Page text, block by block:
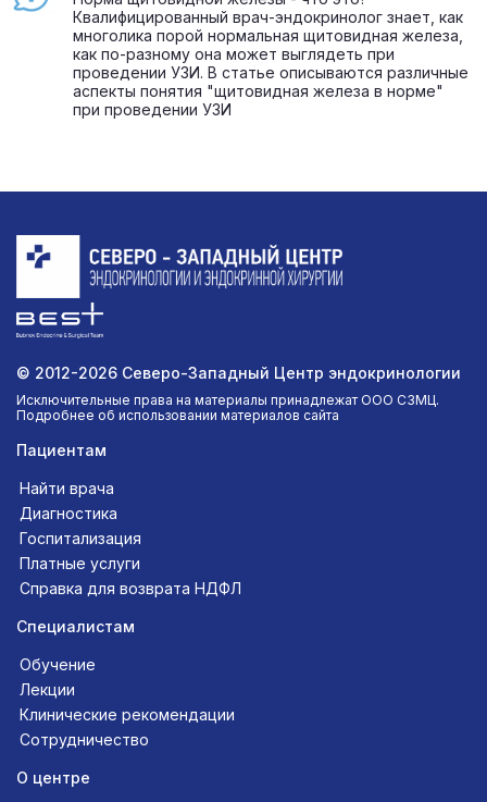
Квалифицированный врач-эндокринолог знает, как
многолика порой нормальная щитовидная железа,
как по-разному она может выглядеть при
проведении УЗИ. В статье описываются различные
аспекты понятия "щитовидная железа в норме"
при проведении УЗИ
© 2012-2026 Северо-Западный Центр эндокринологии
Исключительные права на материалы принадлежат ООО СЗМЦ.
Подробнее об использовании материалов сайта
Пациентам
Найти врача
Диагностика
Госпитализация
Платные услуги
Справка для возврата НДФЛ
Специалистам
Обучение
Лекции
Клинические рекомендации
Сотрудничество
О центре